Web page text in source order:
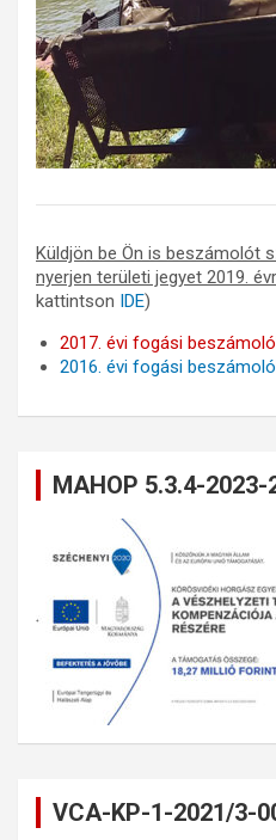
Küldjön be Ön is beszámolót
nyerjen területi jegyet 2019.
kattintson IDE)
2017. évi fogási
2016. évi fogási
MAHOP 5.3.4-
VCA-KP-1-2021/3-